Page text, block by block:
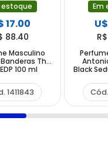
estoque
17.00
88.40
Masculino
The
100 ml
1411843
Em
Black